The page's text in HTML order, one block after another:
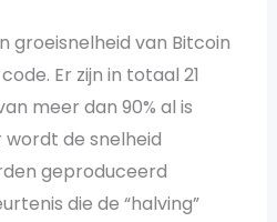
groeisnelheid van Bitcoin
Er zijn in totaal 21
meer dan 90% al is
wordt de snelheid
geproduceerd
die de “halving”